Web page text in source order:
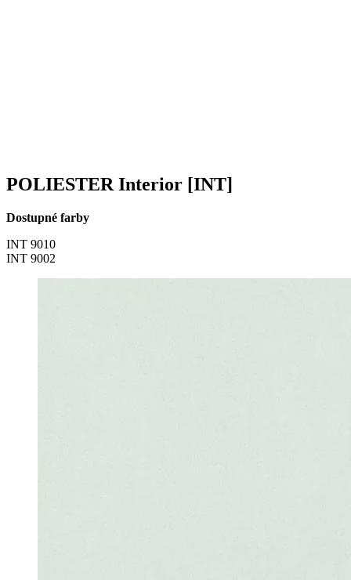
POLIESTER Interior [INT]
Dostupné farby
INT 9010
INT 9002